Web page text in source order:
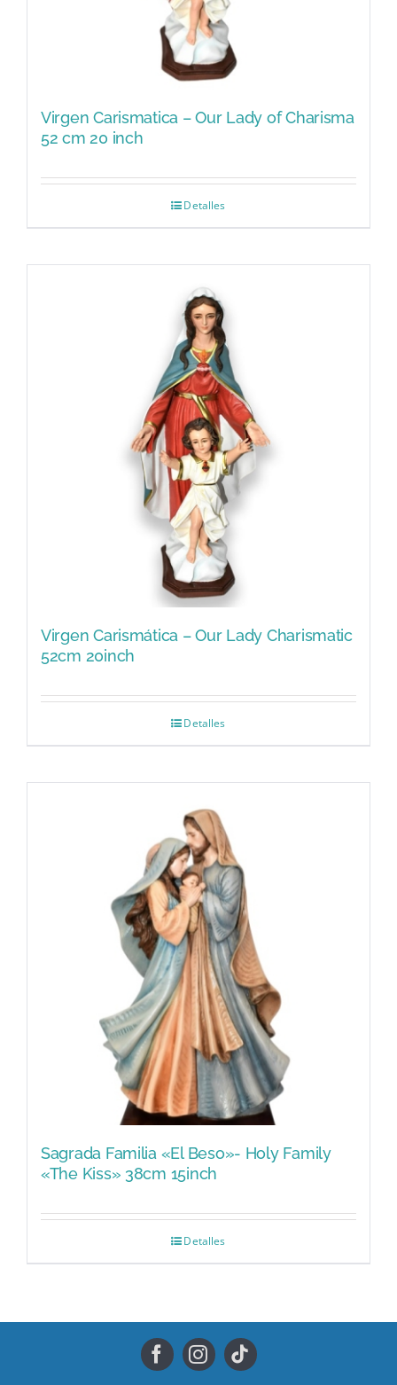
Virgen Carismatica – Our Lady of Charisma
52 cm 20 inch
Detalles
Virgen Carismática – Our Lady Charismatic
52cm 20inch
Detalles
Sagrada Familia «El Beso»- Holy Family
«The Kiss» 38cm 15inch
Detalles